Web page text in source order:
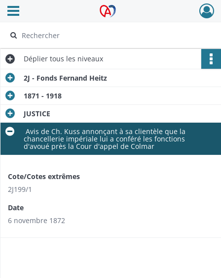
Archives Alsace - Colmar
Ouvrir le menu déroulant
Déplier tous les niveaux
2J - Fonds Fernand Heitz
1871 - 1918
JUSTICE
​ Avis de Ch. Kuss annonçant à sa clientèle que la
chancellerie impériale lui a conféré les fonctions
d'avoué près la Cour d'appel de Colmar
Cote/Cotes extrêmes
2J199/1
Date
6 novembre 1872